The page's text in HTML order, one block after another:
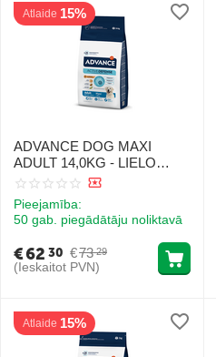
Atlaide 15%
ADVANCE DOG MAXI
ADULT 14,0KG - LIELO
ŠĶIRŅU SUŅIEM (VISTA
Pieejamība:
50 gab. piegādātāju noliktavā
€73 29
€62 30
(Ieskaitot PVN)
Atlaide 15%